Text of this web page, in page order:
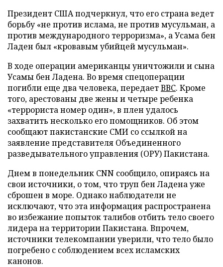
Президент США подчеркнул, что его страна ведет
борьбу «не против ислама, не против мусульман, а
против международного терроризма», а Усама бен
Ладен был «кровавым убийцей мусульман».
В ходе операции американцы уничтожили и сына
Усамы бен Ладена. Во время спецоперации
погибли еще два человека, передаетВВС. Кроме
того, арестованы две жены и четыре ребенка
«террориста номер один», в плен удалось
захватить несколько его помощников. Об этом
сообщают пакистанские СМИ со ссылкой на
заявление представителя Объединенного
разведывательного управления (ОРУ) Пакистана.
Днем в понедельник СNN сообщило, опираясь на
свои источники, о том, что труп бен Ладена уже
сброшен в море. Однако наблюдатели не
исключают, что эта информация распространена
во избежание попыток талибов отбить тело своего
лидера на территории Пакистана. Впрочем,
источники телекомпании уверили, что тело было
погребено с соблюдением всех исламских
канонов.